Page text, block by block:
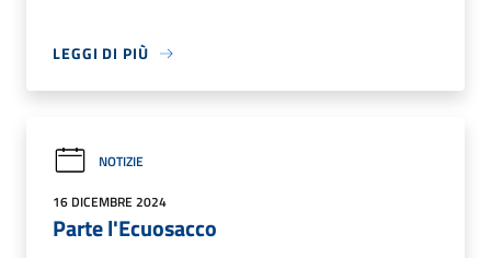
LEGGI DI PIÙ
NOTIZIE
16 DICEMBRE 2024
Parte l'Ecuosacco